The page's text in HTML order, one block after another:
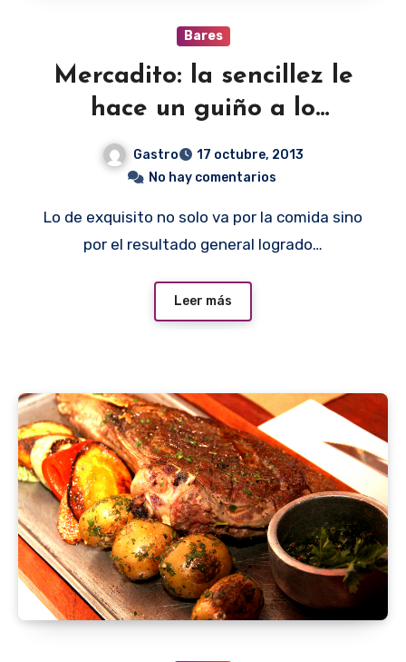
Bares
Mercadito: la sencillez le
hace un guiño a lo
Gastro
17 octubre, 2013
No hay comentarios
Lo de exquisito no solo va por la comida sino
por el resultado general logrado…
Leer más